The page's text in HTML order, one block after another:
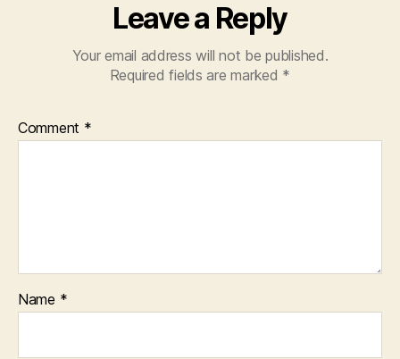
Leave a Reply
Your email address will not be published.
Required fields are marked *
Comment *
Name *